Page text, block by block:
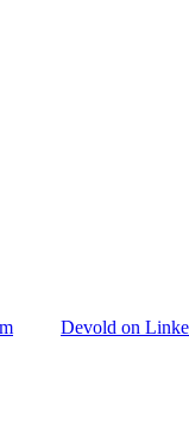
Devold on